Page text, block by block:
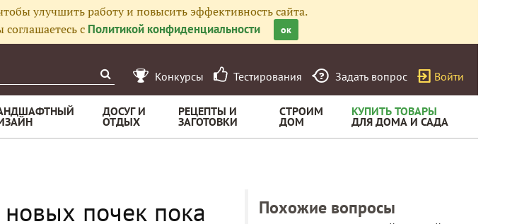
улучшить работу и повысить эффективность сайта.
с Политикой конфиденциальности ок
Конкурсы Тестирования Задать вопрос Войти
ДОСУГ И
ОТДЫХ
РЕЦЕПТЫ И
ЗАГОТОВКИ
СТРОИМ
ДОМ
КУПИТЬ ТОВАРЫ
ДЛЯ ДОМА И САДА
почек пока
Похожие вопросы